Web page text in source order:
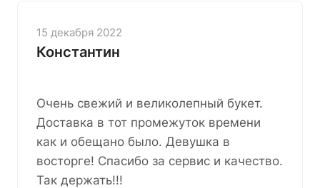
15 декабря 2022
Константин
Очень свежий и великолепный букет.
Доставка в тот промежуток времени
как и обещано было. Девушка в
восторге! Спасибо за сервис и качество.
Так держать!!!